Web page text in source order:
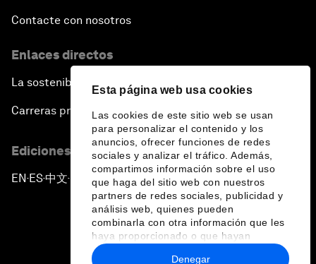
Esta página web usa cookies
Las cookies de este sitio web se usan
para personalizar el contenido y los
anuncios, ofrecer funciones de redes
sociales y analizar el tráfico. Además,
compartimos información sobre el uso
que haga del sitio web con nuestros
partners de redes sociales, publicidad y
análisis web, quienes pueden
combinarla con otra información que les
haya proporcionado o que hayan
recopilado a partir del uso que haya
Denegar
Contacte con nosotros
Enlaces directos
La sostenibilidad en el Foro
Carreras profesionales
Ediciones en otros idiomas
EN ▪ES▪中文▪ 日本語